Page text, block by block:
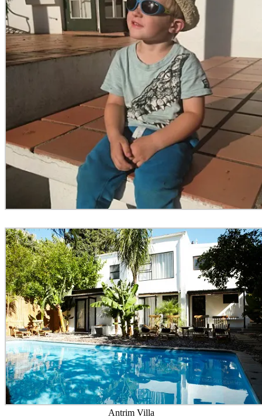
Antrim Villa